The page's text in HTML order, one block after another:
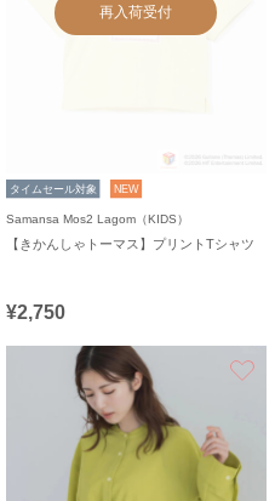
再入荷受付
タイムセール対象 NEW
Samansa Mos2 Lagom（KIDS）
【きかんしゃトーマス】プリントTシャツ
¥2,750